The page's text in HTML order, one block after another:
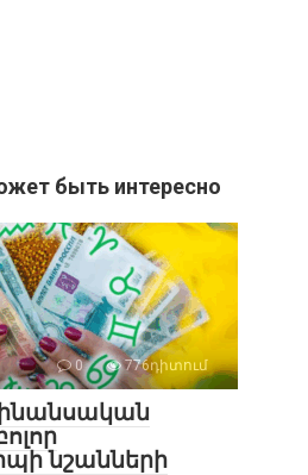
быть интересно
0 776դիտում
նշանների